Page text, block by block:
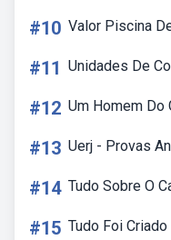
#10 Valor Piscina
#11 Unidades De
#12 Um Homem Do
#13 Uerj - Provas
#14 Tudo Sobre O
#15 Tudo Foi